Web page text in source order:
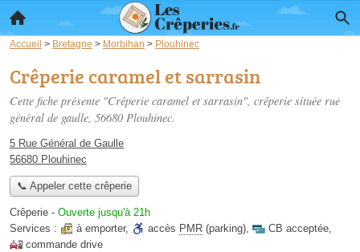
Accueil > Bretagne > Morbihan > Plouhinec
Crêperie caramel et sarrasin
Cette fiche présente "Crêperie caramel et sarrasin", crêperie située rue
général de gaulle, 56680 Plouhinec.
5 Rue Général de Gaulle
56680 Plouhinec
📞 Appeler cette crêperie
Crêperie - Ouverte jusqu'à 21h
Services :
à emporter, accès PMR (parking), CB acceptée,
commande drive